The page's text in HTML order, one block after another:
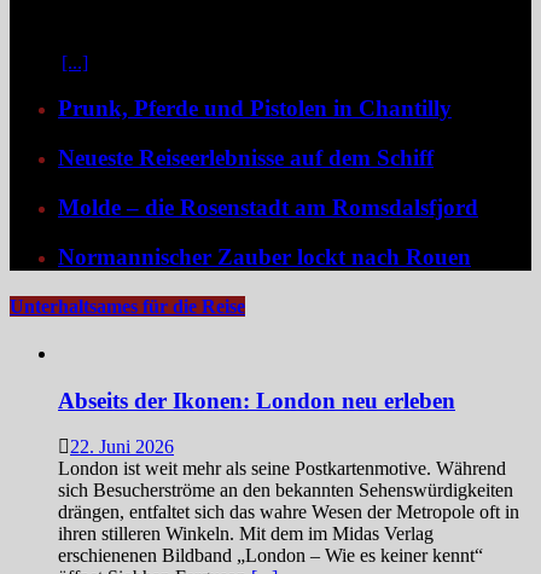
[...]
Prunk, Pferde und Pistolen in Chantilly
Neueste Reiseerlebnisse auf dem Schiff
Molde – die Rosenstadt am Romsdalsfjord
Normannischer Zauber lockt nach Rouen
Unterhaltsames für die Reise
Abseits der Ikonen: London neu erleben
22. Juni 2026
London ist weit mehr als seine Postkartenmotive. Während
sich Besucherströme an den bekannten Sehenswürdigkeiten
drängen, entfaltet sich das wahre Wesen der Metropole oft in
ihren stilleren Winkeln. Mit dem im Midas Verlag
erschienenen Bildband „London – Wie es keiner kennt“